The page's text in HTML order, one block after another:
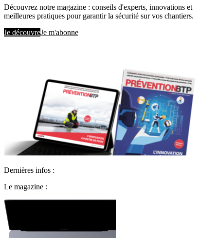
Découvrez notre magazine : conseils d'experts, innovations et
meilleures pratiques pour garantir la sécurité sur vos chantiers.
Je découvreJe m'abonne
Dernières infos :
Le magazine :